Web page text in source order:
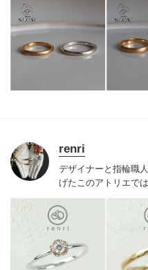
別なものだからって
と思うのです。普段
ンリングのように楽
のは手作業の有機的
renri
デザイナーと指輪職
げたこのアトリエで
た特別なリングを提
質で、人と被りづら
が出来上がる。ここ
出の一つに。